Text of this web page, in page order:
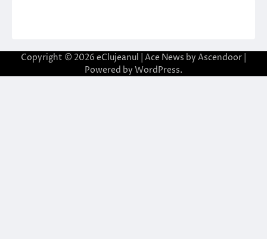
Copyright © 2026 eClujeanul | Ace News by Ascendoor
Powered by WordPress.